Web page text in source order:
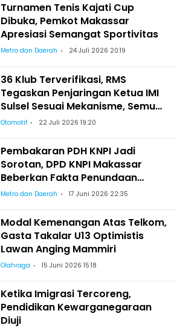
Turnamen Tenis Kajati Cup
Dibuka, Pemkot Makassar
Apresiasi Semangat Sportivitas
Metro dan Daerah 24 Juli 2026 20:19
36 Klub Terverifikasi, RMS
Tegaskan Penjaringan Ketua IMI
Sulsel Sesuai Mekanisme, Semua
Berhak Maju!
Otomotif 22 Juli 2026 19:20
Pembakaran PDH KNPI Jadi
Sorotan, DPD KNPI Makassar
Beberkan Fakta Penundaan
Pelantikan Wajo
Metro dan Daerah 17 Juni 2026 22:35
Modal Kemenangan Atas Telkom,
Gasta Takalar U13 Optimistis
Lawan Anging Mammiri
Olahraga 15 Juni 2026 15:18
Ketika Imigrasi Tercoreng,
Pendidikan Kewarganegaraan
Diuji